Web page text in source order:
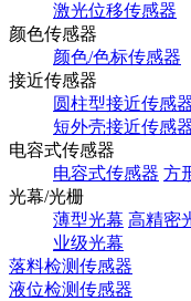
激光位移传感器
颜色传感器
颜色/色标传感器
接近传感器
圆柱型接近传感
短外壳接近传感
电容式传感器
电容式传感器 方
光幕/光栅
薄型光幕 高精密
业级光幕
落料检测传感器
液位检测传感器